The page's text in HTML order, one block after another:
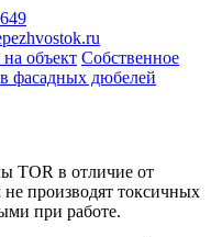
объект Собственное
фасадных дюбелей
TOR в отличие от
производят токсичных
при работе.